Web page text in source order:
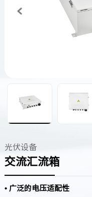
光伏设备
交流汇流箱
• 广泛的电压适配性